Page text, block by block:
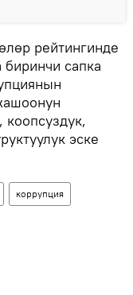
рейтингинде
сапка
эске
коррупция